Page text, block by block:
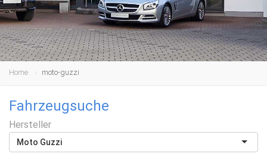
Home moto-guzzi
Fahrzeugsuche
Hersteller
Moto Guzzi